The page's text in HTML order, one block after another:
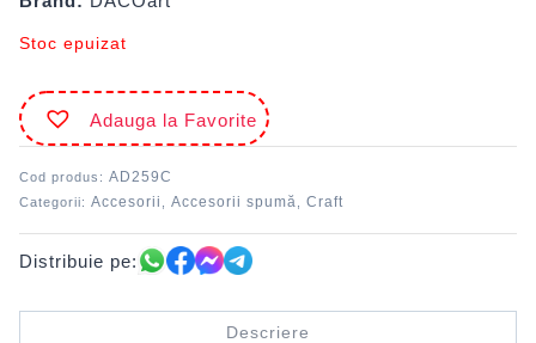
Stoc epuizat
Adauga la Favorite
Cod produs: AD259C
Categorii: Accesorii Accesorii spumă Craft
Distribuie pe:
Descriere